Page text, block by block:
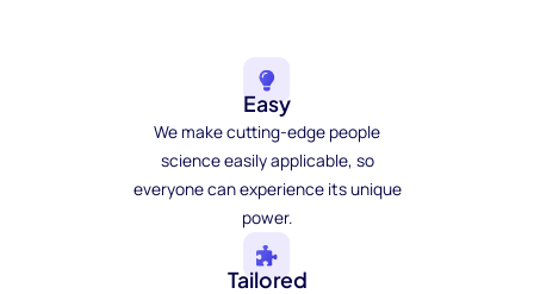
Easy
We make cutting-edge people
science easily applicable, so
everyone can experience its unique
power.
Tailored